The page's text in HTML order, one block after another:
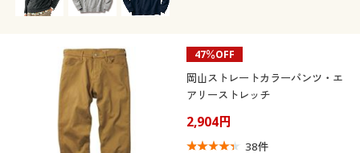
47％OFF
岡山ストレートカラーパンツ・エ
アリーストレッチ
2,904円
38件